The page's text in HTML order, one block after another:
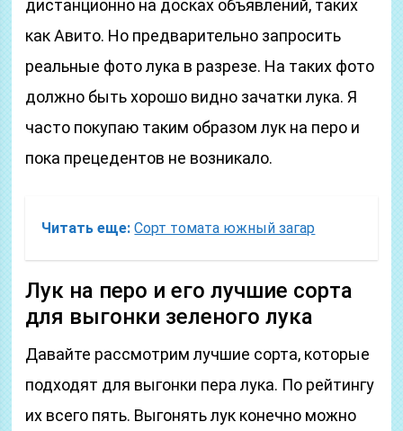
дистанционно на досках объявлений, таких
как Авито. Но предварительно запросить
реальные фото лука в разрезе. На таких фото
должно быть хорошо видно зачатки лука. Я
часто покупаю таким образом лук на перо и
пока прецедентов не возникало.
Читать еще: Сорт томата южный загар
Лук на перо и его лучшие сорта
для выгонки зеленого лука
Давайте рассмотрим лучшие сорта, которые
подходят для выгонки пера лука. По рейтингу
их всего пять. Выгонять лук конечно можно